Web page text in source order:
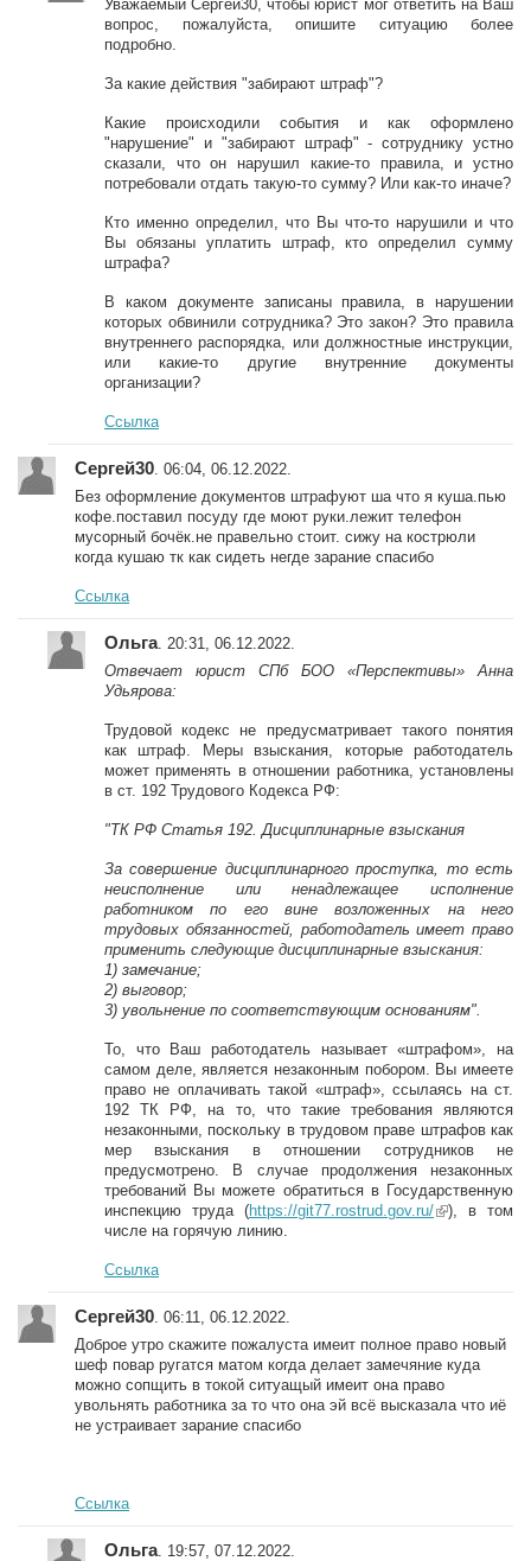
Уважаемый Сергей30, чтобы юрист мог ответить на Ваш
вопрос, пожалуйста, опишите ситуацию более
подробно.
За какие действия "забирают штраф"?
Какие происходили события и как оформлено
"нарушение" и "забирают штраф" - сотруднику устно
сказали, что он нарушил какие-то правила, и устно
потребовали отдать такую-то сумму? Или как-то иначе?
Кто именно определил, что Вы что-то нарушили и что
Вы обязаны уплатить штраф, кто определил сумму
штрафа?
В каком документе записаны правила, в нарушении
которых обвинили сотрудника? Это закон? Это правила
внутреннего распорядка, или должностные инструкции,
или какие-то другие внутренние документы
организации?
Ссылка
Сергей30 . 06:04, 06.12.2022.
Без оформление документов штрафуют ша что я куша.пью
кофе.поставил посуду где моют руки.лежит телефон
мусорный бочёк.не правельно стоит. сижу на кострюли
когда кушаю тк как сидеть негде зарание спасибо
Ссылка
Ольга. 20:31, 06.12.2022.
Отвечает юрист СПб БОО «Перспективы» Анна
Удьярова:
Трудовой кодекс не предусматривает такого понятия
как штраф. Меры взыскания, которые работодатель
может применять в отношении работника, установлены
в ст. 192 Трудового Кодекса РФ:
"ТК РФ Статья 192. Дисциплинарные взыскания
За совершение дисциплинарного проступка, то есть
неисполнение или ненадлежащее исполнение
работником по его вине возложенных на него
трудовых обязанностей, работодатель имеет право
применить следующие дисциплинарные взыскания:
1) замечание;
2) выговор;
3) увольнение по соответствующим основаниям".
То, что Ваш работодатель называет «штрафом», на
самом деле, является незаконным побором. Вы имеете
право не оплачивать такой «штраф», ссылаясь на ст.
192 ТК РФ, на то, что такие требования являются
незаконными, поскольку в трудовом праве штрафов как
мер взыскания в отношении сотрудников не
предусмотрено. В случае продолжения незаконных
требований Вы можете обратиться в Государственную
инспекцию труда (https://git77.rostrud.gov.ru/(link is
), в том
числе на горячую линию.
Ссылка
Сергей30 . 06:11, 06.12.2022.
Доброе утро скажите пожалуста имеит полное право новый
шеф повар ругатся матом когда делает замечяние куда
можно сопщить в токой ситуащый имеит она право
увольнять работника за то что она эй всё высказала что иё
не устраивает зарание спасибо
Ссылка
Ольга. 19:57, 07.12.2022.